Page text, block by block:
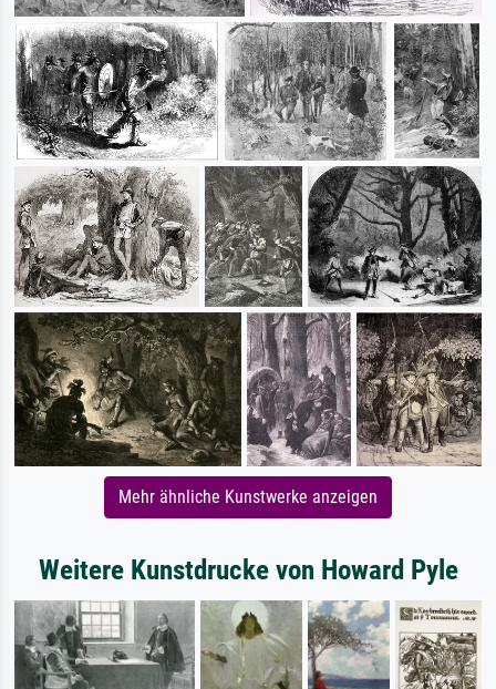
Mehr ähnliche Kunstwerke anzeigen
Weitere Kunstdrucke von Howard Pyle